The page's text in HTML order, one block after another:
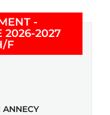
-
2026-2027
F(Nouvelle
ANNECY